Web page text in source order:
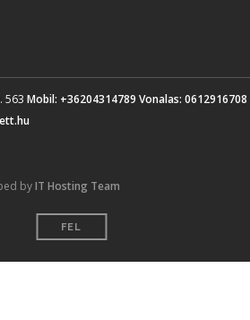
563 Mobil: +36204314789 Vonalas: 0612916708
byIT Hosting Team
FEL